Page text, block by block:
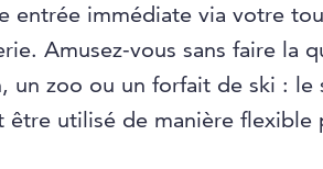
entrée immédiate via votre
Amusez-vous sans faire la
un zoo ou un forfait de ski : le
utilisé de manière flexible